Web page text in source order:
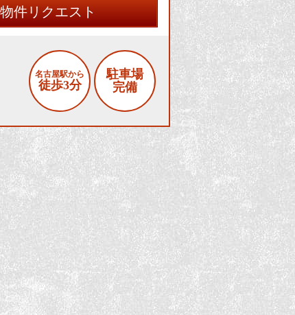
物件リクエスト
名古屋駅から
徒歩3分
駐車場
完備